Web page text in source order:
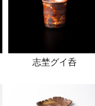
志埜グイ呑